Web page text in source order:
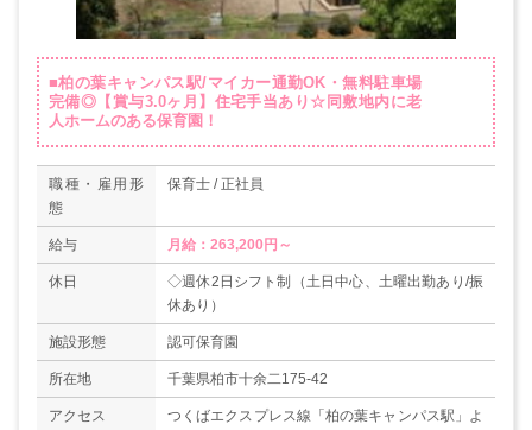
■柏の葉キャンパス駅/マイカー通勤OK・無料駐車場
完備◎【賞与3.0ヶ月】住宅手当あり☆同敷地内に老
人ホームのある保育園！
職種・雇用形
態
保育士 / 正社員
給与 月給：263,200円～
休日
◇週休2日シフト制（土日中心、土曜出勤あり/振
施設形態 認可保育園
所在地 千葉県柏市十余二175-42
アクセス
つくばエクスプレス線「柏の葉キャンパス駅」よ